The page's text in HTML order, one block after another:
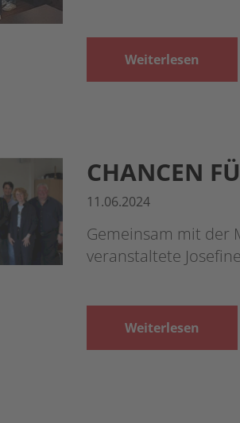
Weiterlesen
CHANCEN
11.06.2024
Gemeinsam mit der
veranstaltete
Weiterlesen